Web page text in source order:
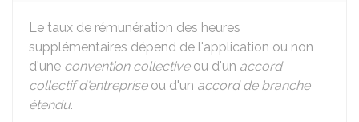
Le taux de rémunération des heures
supplémentaires dépend de l'application ou non
d'une convention collectiveou d'un accord
collectif d'entrepriseou d'un accord de branche
étendu.